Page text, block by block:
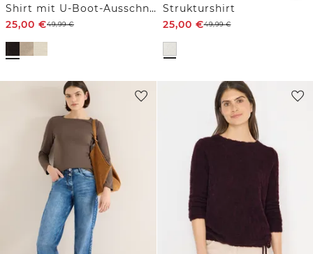
Shirt mit U-Boot-Ausschnitt
25,00 €49,99€
Strukturshirt
25,00 €49,99€